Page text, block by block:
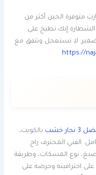
متوفرة الحين أكثر من
إنك تطيح على
لا تستعجل وتتفق مع
https://
3 نجار خشب
بالكويت،
الفني المحترف راح
نوع المسكات، وطريقة
احترافيته وحرصه على